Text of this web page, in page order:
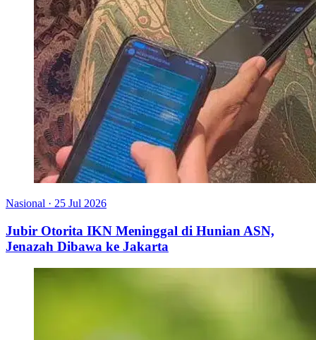
Nasional · 25 Jul 2026
Jubir Otorita IKN Meninggal di Hunian ASN,
Jenazah Dibawa ke Jakarta